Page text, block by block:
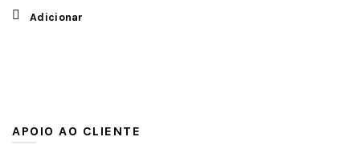
Adicionar
APOIO AO CLIENTE